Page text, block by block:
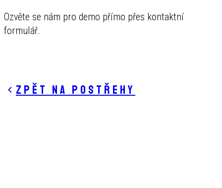
Ozvěte se nám pro demo přímo přes kontaktní
formulář.
Zpět na postřehy